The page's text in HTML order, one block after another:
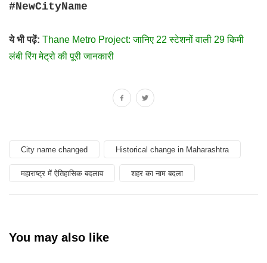
#NewCityName
ये भी पढ़ें: Thane Metro Project: जानिए 22 स्टेशनों वाली 29 किमी
लंबी रिंग मेट्रो की पूरी जानकारी
City name changed Historical change in Maharashtra
महाराष्ट्र में ऐतिहासिक बदलाव शहर का नाम बदला
You may also like